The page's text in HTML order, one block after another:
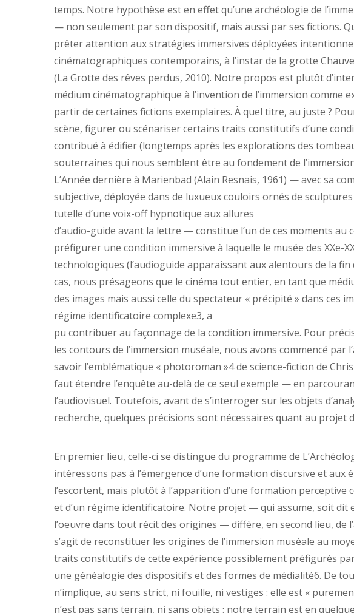
temps. Notre hypothèse est en effet qu’une archéologie de
— non seulement par son dispositif, mais aussi par ses fictions.
prêter attention aux stratégies immersives déployées
cinématographiques contemporains, à l’instar de la grotte
(La Grotte des rêves perdus, 2010). Notre propos est plutôt
médium cinématographique à l’invention de l’immersion comme
partir de certaines fictions exemplaires. À quel titre, au juste ?
scène, figurer ou scénariser certains traits constitutifs d’une
contribué à édifier (longtemps après les explorations des
souterraines qui nous semblent être au fondement de
L’Année dernière à Marienbad (Alain Resnais, 1961) — avec sa
subjective, déployée dans de luxueux couloirs ornés de
tutelle d’une voix-off hypnotique aux allures
d’audio-guide avant la lettre — constitue l’un de ces moments au
préfigurer une condition immersive à laquelle le musée des XXe-
technologiques (l’audioguide apparaissant aux alentours de la fin
cas, nous présageons que le cinéma tout entier, en tant que
des images mais aussi celle du spectateur « précipité » dans ces
régime identificatoire complexe3, a
pu contribuer au façonnage de la condition immersive. Pour
les contours de l’immersion muséale, nous avons commencé par
savoir l’emblématique « photoroman »4 de science-fiction de
faut étendre l’enquête au-delà de ce seul exemple — en
l’audiovisuel. Toutefois, avant de s’interroger sur les objets
recherche, quelques précisions sont nécessaires quant au projet
En premier lieu, celle-ci se distingue du programme de
intéressons pas à l’émergence d’une formation discursive et aux
l’escortent, mais plutôt à l’apparition d’une formation perceptive
et d’un régime identificatoire. Notre projet — qui assume, soit dit
l’oeuvre dans tout récit des origines — diffère, en second lieu, de
s’agit de reconstituer les origines de l’immersion muséale au
traits constitutifs de cette expérience possiblement préfigurés
une généalogie des dispositifs et des formes de médialité6. De
n’implique, au sens strict, ni fouille, ni vestiges : elle est «
n’est pas sans terrain, ni sans objets : notre terrain est en